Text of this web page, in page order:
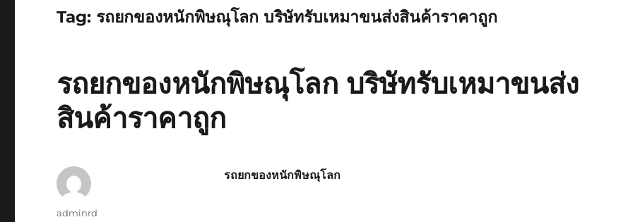
Tag: รถยกของหนักพิษณุโลก บริษัทรับเหมาขนส่งสินค้าราคาถูก
รถยกของหนักพิษณุโลก บริษัทรับเหมาขนส่ง
สินค้าราคาถูก
รถยกของหนักพิษณุโลก
Author
adminrd